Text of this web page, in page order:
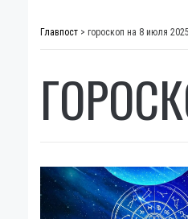
Главпост > гороскоп на 8 июля 2025